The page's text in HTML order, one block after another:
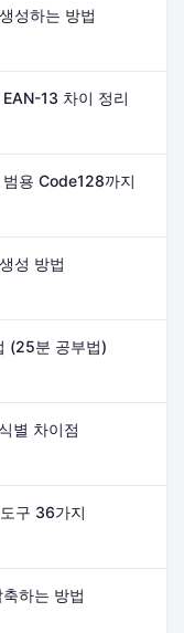
성하는 방법
13 차이 정리
용 Code128까지
성 방법
(25분 공부법)
별 차이점
구 36가지
하는 방법